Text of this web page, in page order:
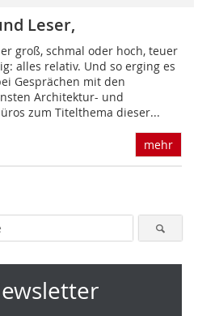
Leser,
groß, schmal oder hoch, teuer
alles relativ. Und so erging es
Gesprächen mit den
Architektur- und
zum Titelthema dieser...
mehr